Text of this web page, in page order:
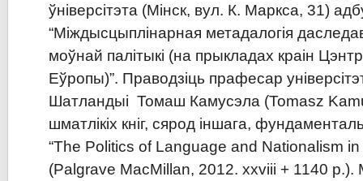
ўніверсітэта (Мінск, вул. К. Маркса, 31)
“Міждысцыплінарная метадалогія
моўнай палітыкі (на прыкладах краін
Еўропы)”. Праводзіць прафесар
Шатландыі Томаш Камусэла (Tomasz
шматлікіх кніг, сярод іншага,
“The Politics of Language and Nationalism in
(Palgrave MacMillan, 2012. xxviii + 1140 p.).